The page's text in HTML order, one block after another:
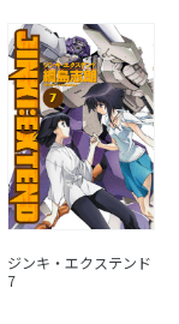
ジンキ・エクステンド
7